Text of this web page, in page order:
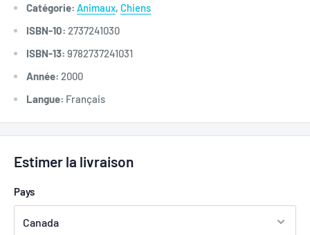
Catégorie: Animaux, Chiens
ISBN-10: 2737241030
ISBN-13: 9782737241031
Année: 2000
Langue: Français
Estimer la livraison
Pays